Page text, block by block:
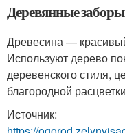
Деревянные заборы
Древесина —
Используют дерево
деревенского стиля,
благородной
Источник: